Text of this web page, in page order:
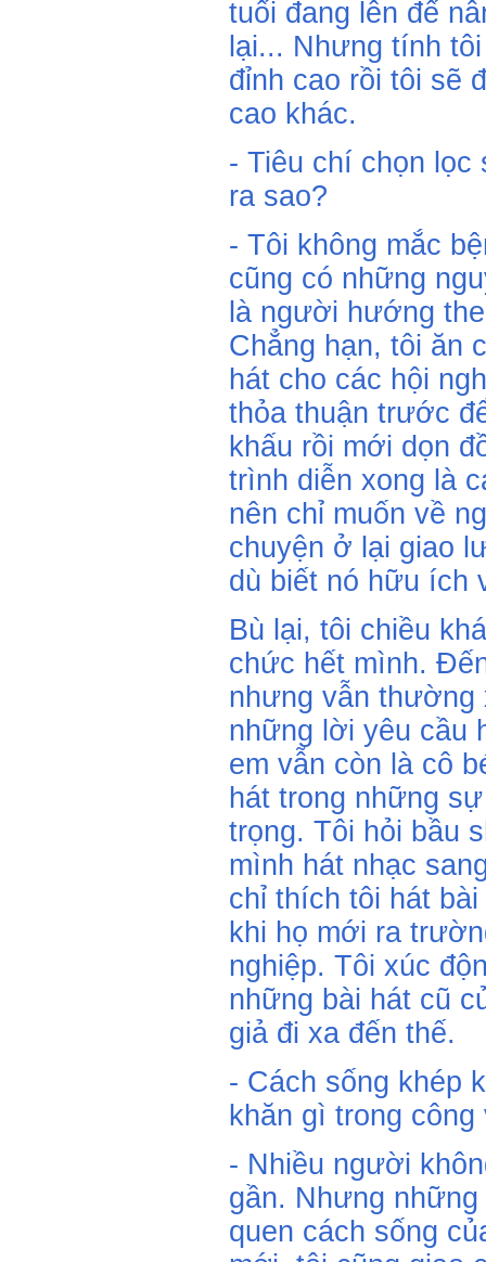
tuổi đang lên để
lại... Nhưng tính
đỉnh cao rồi tôi sẽ
cao khác.
- Tiêu chí chọn lọc
ra sao?
- Tôi không mắc
cũng có những
là người hướng
Chẳng hạn, tôi ăn
hát cho các hội
thỏa thuận trước
khấu rồi mới dọn
trình diễn xong là
nên chỉ muốn về
chuyện ở lại giao
dù biết nó hữu ích
Bù lại, tôi chiều
chức hết mình.
nhưng vẫn
những lời yêu cầu
em vẫn còn là cô
hát trong những
trọng. Tôi hỏi bầu
mình hát nhạc
chỉ thích tôi hát
khi họ mới ra
nghiệp. Tôi xúc
những bài hát cũ
giả đi xa đến thế.
- Cách sống khép
khăn gì trong
- Nhiều người
gần. Nhưng
quen cách sống